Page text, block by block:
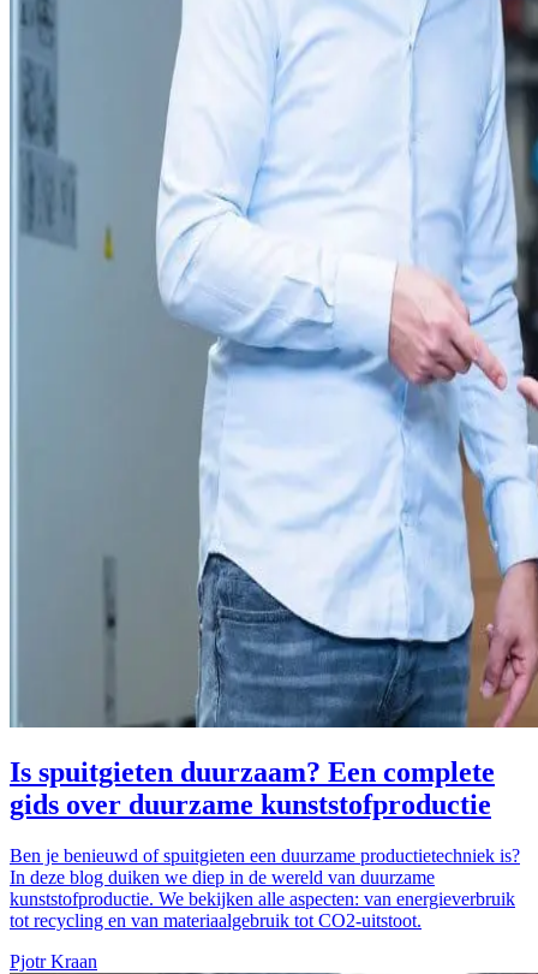
Is spuitgieten duurzaam? Een complete
gids over duurzame kunststofproductie
Ben je benieuwd of spuitgieten een duurzame productietechniek is?
In deze blog duiken we diep in de wereld van duurzame
kunststofproductie. We bekijken alle aspecten: van energieverbruik
tot recycling en van materiaalgebruik tot CO2-uitstoot.
Pjotr Kraan